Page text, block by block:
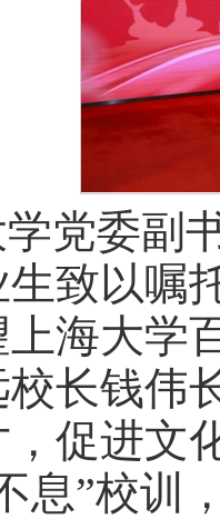
党委副
致以嘱
海大学
长钱伟
促进文
息”校训